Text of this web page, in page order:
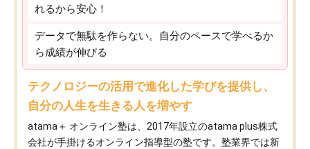
れるから安心！
データで無駄を作らない。自分のペースで学べるか
ら成績が伸びる
テクノロジーの活用で進化した学びを提供し、
自分の人生を生きる人を増やす
atama＋ オンライン塾は、2017年設立のatama plus株式
会社が手掛けるオンライン指導型の塾です。塾業界では新